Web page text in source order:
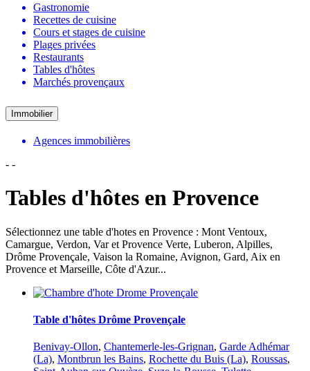
Gastronomie
Recettes de cuisine
Cours et stages de cuisine
Plages privées
Restaurants
Tables d'hôtes
Marchés provençaux
Immobilier
Agences immobilières
- -
Tables d'hôtes en Provence
Sélectionnez une table d'hotes en Provence : Mont Ventoux,
Camargue, Verdon, Var et Provence Verte, Luberon, Alpilles,
Drôme Provençale, Vaison la Romaine, Avignon, Gard, Aix en
Provence et Marseille, Côte d'Azur...
Table d'hôtes Drôme Provençale
Benivay-Ollon, Chantemerle-les-Grignan, Garde Adhémar
(La), Montbrun les Bains, Rochette du Buis (La), Roussas,